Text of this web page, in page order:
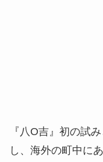
『八O吉』初の試
し、海外の町中に